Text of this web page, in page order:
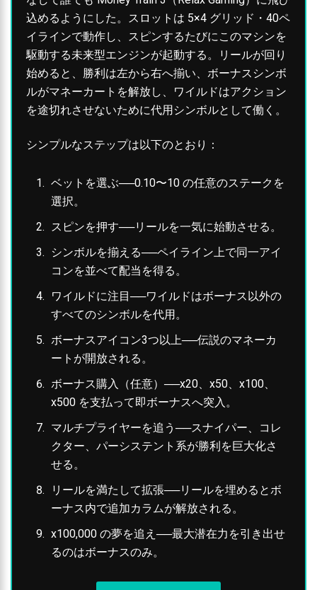
込めるようにした。スロットは 5×4 グリッド・40ペ
イラインで動作し、スピンするたびにこのマシンを
駆動する未来型エンジンが起動する。リールが回り
始めると、勝利は左から右へ揃い、ボーナスシンボ
ルがマネーカートを解放し、ワイルドはアクション
を途切れさせないために代用シンボルとして働く。
シンプルなステップは以下のとおり：
ベットを選ぶ──0.10〜10 の任意のステークを
選択。
スピンを押す──リールを一気に始動させる。
シンボルを揃える──ペイライン上で同一アイ
コンを並べて配当を得る。
ワイルドに注目──ワイルドはボーナス以外の
すべてのシンボルを代用。
ボーナスアイコン3つ以上──伝説のマネーカ
ートが開放される。
ボーナス購入（任意）──x20、x50、x100、
x500 を支払って即ボーナスへ突入。
マルチプライヤーを追う──スナイパー、コレ
クター、パーシステント系が勝利を巨大化さ
せる。
リールを満たして拡張──リールを埋めるとボ
ーナス内で追加カラムが解放される。
x100,000 の夢を追え──最大潜在力を引き出せ
るのはボーナスのみ。